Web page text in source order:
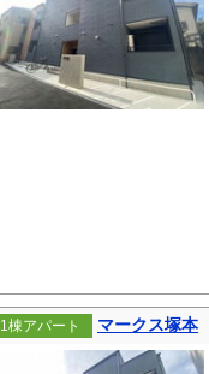
1棟アパート
マークス塚本